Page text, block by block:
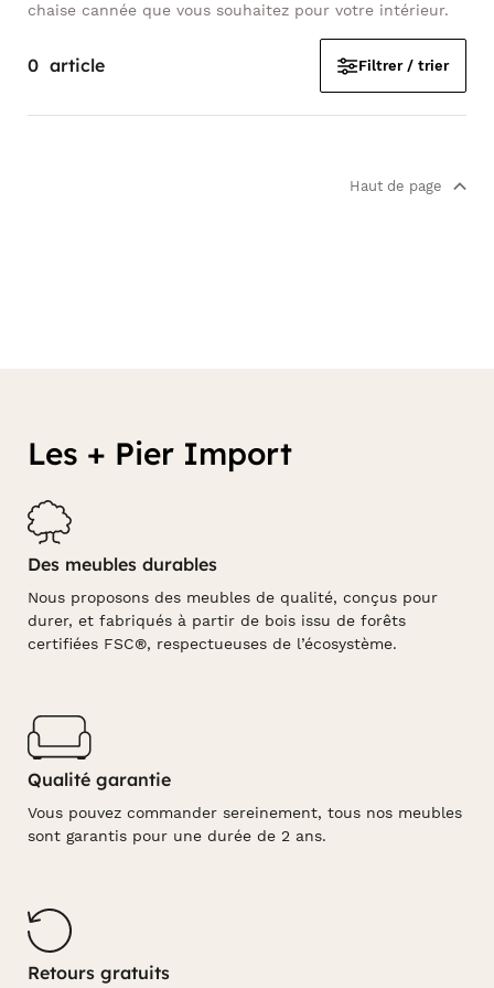
chaise cannée que vous souhaitez pour votre intérieur.
0 article Filtrer / trier
Haut de page
Les + Pier Import
Des meubles durables
Nous proposons des meubles de qualité, conçus pour
durer, et fabriqués à partir de bois issu de forêts
certifiées FSC®, respectueuses de l’écosystème.
Qualité garantie
Vous pouvez commander sereinement, tous nos meubles
sont garantis pour une durée de 2 ans.
Retours gratuits